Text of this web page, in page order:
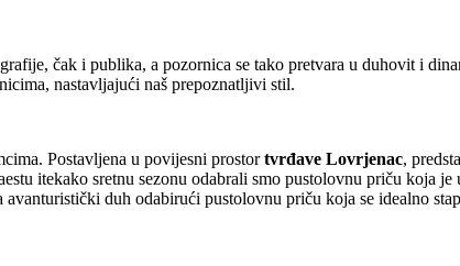
čak i publika, a pozornica se tako pretvara u duhovit i
nastavljajući naš prepoznatljivi stil.
Postavljena u povijesni prostortvrđave Lovrjenac,
itekako sretnu sezonu odabrali smo pustolovnu priču koja je
duh odabirući pustolovnu priču koja se idealno